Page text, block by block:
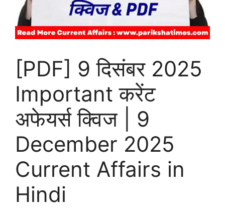
[PDF] 9 दिसंबर 2025
Important करेंट
अफेयर्स क्विज | 9
December 2025
Current Affairs in
Hindi